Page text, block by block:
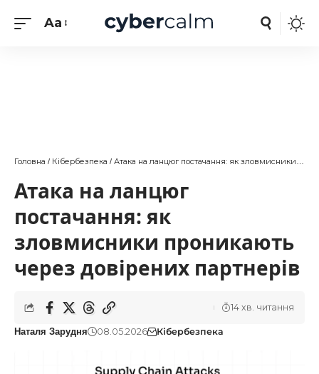
Aa
Головна / Кібербезпека / Атака на ланцюг постачання: як зловмисники проникають через довірених партнерів
Атака на ланцюг
постачання: як
зловмисники проникають
через довірених партнерів
Наталя Зарудня 08.05.2026 Кібербезпека
14 хв. читання